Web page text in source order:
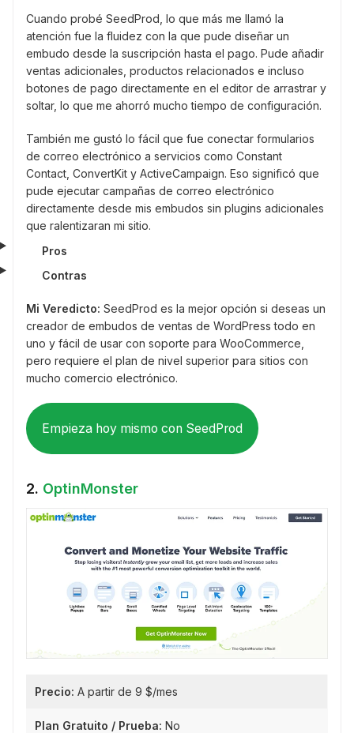
Cuando probé SeedProd, lo que más me llamó la
atención fue la fluidez con la que pude diseñar un
embudo desde la suscripción hasta el pago. Pude añadir
ventas adicionales, productos relacionados e incluso
botones de pago directamente en el editor de arrastrar y
soltar, lo que me ahorró mucho tiempo de configuración.
También me gustó lo fácil que fue conectar formularios
de correo electrónico a servicios como Constant
Contact, ConvertKit y ActiveCampaign. Eso significó que
pude ejecutar campañas de correo electrónico
directamente desde mis embudos sin plugins adicionales
que ralentizaran mi sitio.
Pros
Contras
Mi Veredicto: SeedProd es la mejor opción si deseas un
creador de embudos de ventas de WordPress todo en
uno y fácil de usar con soporte para WooCommerce,
pero requiere el plan de nivel superior para sitios con
mucho comercio electrónico.
Empieza hoy mismo con SeedProd
2. OptinMonster
Precio: A partir de 9 $/mes
Plan Gratuito / Prueba: No